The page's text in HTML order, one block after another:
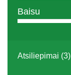
Baisu
Atsiliepimai (3)